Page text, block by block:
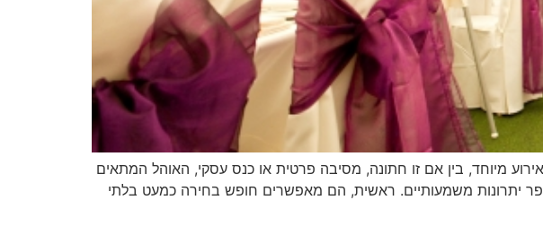
מיוחד, בין אם זו חתונה, מסיבה פרטית או כנס עסקי, האוהל המתאים
יתרונות משמעותיים. ראשית, הם מאפשרים חופש בחירה כמעט בלתי